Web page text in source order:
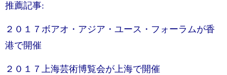
推薦記事:
２０１７ボアオ・アジア・ユース・フォーラムが香
港で開催
２０１７上海芸術博覧会が上海で開催